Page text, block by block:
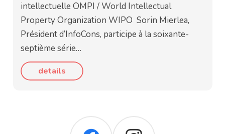
intellectuelle OMPI / World Intellectual
Property Organization WIPO Sorin Mierlea,
Président d’InfoCons, participe à la soixante-
septième série…
details